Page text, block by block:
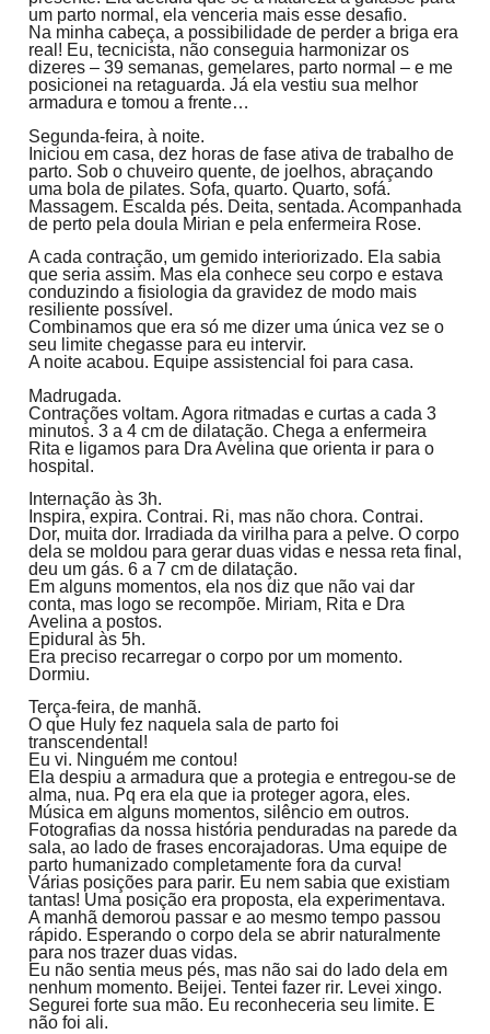
um parto normal, ela venceria mais esse desafio.
Na minha cabeça, a possibilidade de perder a briga era
real! Eu, tecnicista, não conseguia harmonizar os
dizeres – 39 semanas, gemelares, parto normal – e me
posicionei na retaguarda. Já ela vestiu sua melhor
armadura e tomou a frente…
Segunda-feira, à noite.
Iniciou em casa, dez horas de fase ativa de trabalho de
parto. Sob o chuveiro quente, de joelhos, abraçando
uma bola de pilates. Sofa, quarto. Quarto, sofá.
Massagem. Escalda pés. Deita, sentada. Acompanhada
de perto pela doula Mirian e pela enfermeira Rose.
A cada contração, um gemido interiorizado. Ela sabia
que seria assim. Mas ela conhece seu corpo e estava
conduzindo a fisiologia da gravidez de modo mais
resiliente possível.
Combinamos que era só me dizer uma única vez se o
seu limite chegasse para eu intervir.
A noite acabou. Equipe assistencial foi para casa.
Madrugada.
Contrações voltam. Agora ritmadas e curtas a cada 3
minutos. 3 a 4 cm de dilatação. Chega a enfermeira
Rita e ligamos para Dra Avelina que orienta ir para o
hospital.
Internação às 3h.
Inspira, expira. Contrai. Ri, mas não chora. Contrai.
Dor, muita dor. Irradiada da virilha para a pelve. O corpo
dela se moldou para gerar duas vidas e nessa reta final,
deu um gás. 6 a 7 cm de dilatação.
Em alguns momentos, ela nos diz que não vai dar
conta, mas logo se recompõe. Miriam, Rita e Dra
Avelina a postos.
Epidural às 5h.
Era preciso recarregar o corpo por um momento.
Dormiu.
Terça-feira, de manhã.
O que Huly fez naquela sala de parto foi
transcendental!
Eu vi. Ninguém me contou!
Ela despiu a armadura que a protegia e entregou-se de
alma, nua. Pq era ela que ia proteger agora, eles.
Música em alguns momentos, silêncio em outros.
Fotografias da nossa história penduradas na parede da
sala, ao lado de frases encorajadoras. Uma equipe de
parto humanizado completamente fora da curva!
Várias posições para parir. Eu nem sabia que existiam
tantas! Uma posição era proposta, ela experimentava.
A manhã demorou passar e ao mesmo tempo passou
rápido. Esperando o corpo dela se abrir naturalmente
para nos trazer duas vidas.
Eu não sentia meus pés, mas não sai do lado dela em
nenhum momento. Beijei. Tentei fazer rir. Levei xingo.
Segurei forte sua mão. Eu reconheceria seu limite. E
não foi ali.